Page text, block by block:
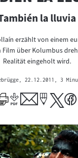
la lluvia
erzählt von einem
Film über Kolumbus
Realität eingeholt wird.
, 22.12.2011 , 3